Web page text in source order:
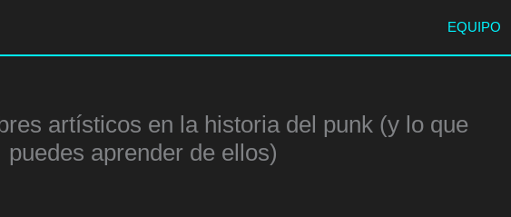
EQUIPO
artísticos en la historia del punk (y lo que
puedes aprender de ellos)